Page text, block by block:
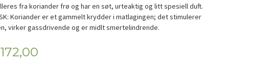
fra koriander frø og har en søt, urteaktig og litt spesiell duft.
Koriander er et gammelt krydder i matlagingen; det stimulerer
virker gassdrivende og er midlt smertelindrende.
172,00